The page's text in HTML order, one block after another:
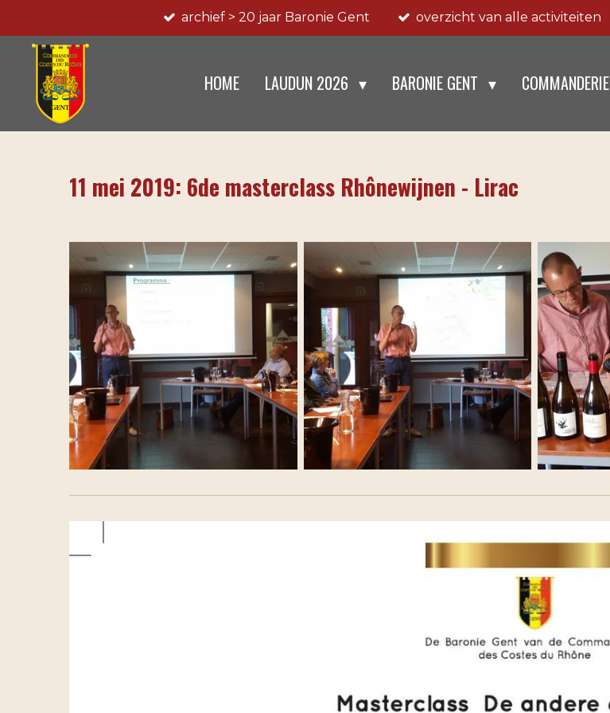
direct
hoofdinhoud
archief > 20 jaar Baronie Gent overzicht van alle activiteiten
HOME LAUDUN 2026 BARONIE GENT COMMANDERIE
11 mei 2019: 6de masterclass Rhônewijnen - Lirac